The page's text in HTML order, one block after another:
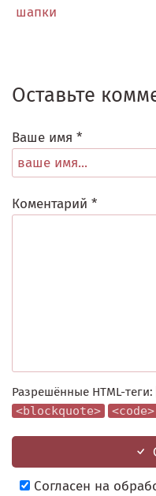
шапки
Оставьте
Ваше имя *
Коментарий *
Разрешённые HTML-теги:
<blockquote>
<code>
Согласен на